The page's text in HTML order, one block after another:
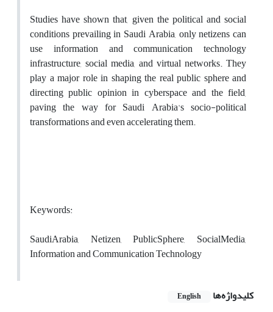
Studies have shown that, given the political and social
conditions prevailing in Saudi Arabia, only netizens can
use information and communication technology
infrastructure, social media, and virtual networks. They
play a major role in shaping the real public sphere and
directing public opinion in cyberspace and the field,
paving the way for Saudi Arabia's socio-political
transformations and even accelerating them.
Keywords:
SaudiArabia, Netizen, PublicSphere, SocialMedia,
Information and Communication Technology
کلیدواژه‌ها English